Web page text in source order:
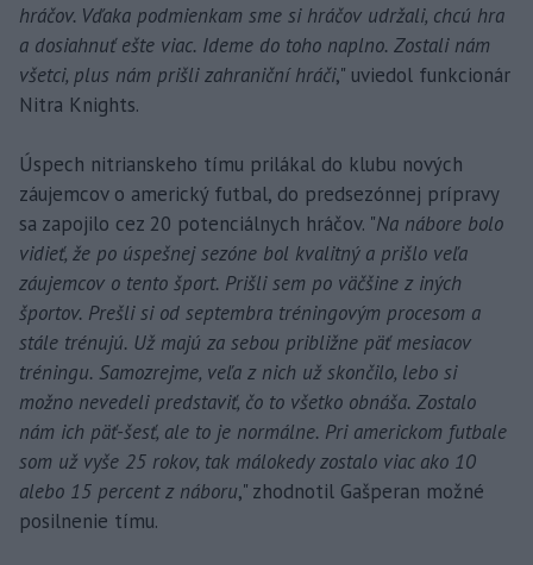
hráčov. Vďaka podmienkam sme si hráčov udržali, chcú hra
a dosiahnuť ešte viac. Ideme do toho naplno. Zostali nám
všetci, plus nám prišli zahraniční hráči," uviedol funkcionár
Nitra Knights.
Úspech nitrianskeho tímu prilákal do klubu nových
záujemcov o americký futbal, do predsezónnej prípravy
sa zapojilo cez 20 potenciálnych hráčov. "Na nábore bolo
vidieť, že po úspešnej sezóne bol kvalitný a prišlo veľa
záujemcov o tento šport. Prišli sem po väčšine z iných
športov. Prešli si od septembra tréningovým procesom a
stále trénujú. Už majú za sebou približne päť mesiacov
tréningu. Samozrejme, veľa z nich už skončilo, lebo si
možno nevedeli predstaviť, čo to všetko obnáša. Zostalo
nám ich päť-šesť, ale to je normálne. Pri americkom futbale
som už vyše 25 rokov, tak málokedy zostalo viac ako 10
alebo 15 percent z náboru," zhodnotil Gašperan možné
posilnenie tímu.